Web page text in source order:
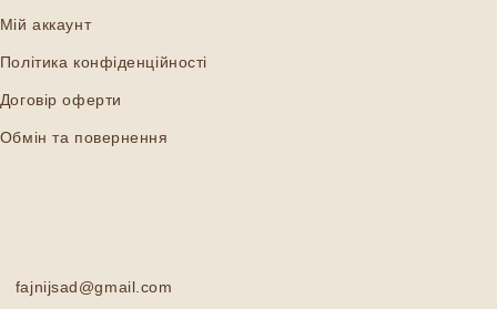
Мій аккаунт
Політика конфіденційності
Договір оферти
Обмін та повернення
fajnijsad@gmail.com